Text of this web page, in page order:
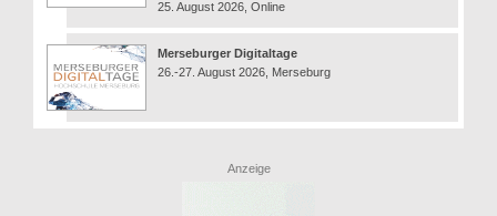
25. August 2026, Online
Merseburger Digitaltage
26.-27. August 2026, Merseburg
Anzeige